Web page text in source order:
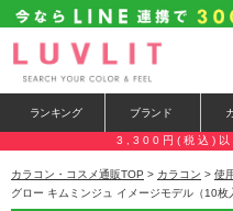
ランキング ブランド
3,300円(税込)以
カラコン・コスメ通販TOP > カラコン > 使
グロー キムミンジュ イメージモデル（10枚